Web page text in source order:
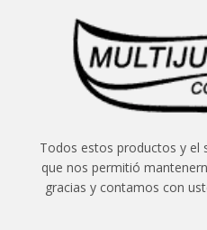
Todos estos productos y el
que nos permitió
gracias y contamos con